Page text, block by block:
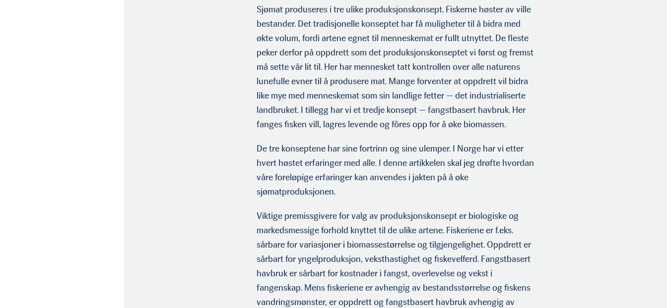
Bent Magne Dreyer er forskningssjef for faggruppen
Næringsøkonomi ved Nofima i Tromsø og professor II ved Norges
Arktiske universitet (UiT).
Sjømat produseres i tre ulike produksjonskonsept. Fiskerne høster av ville
bestander. Det tradisjonelle konseptet har få muligheter til å bidra med
økte volum, fordi artene egnet til menneskemat er fullt utnyttet. De fleste
peker derfor på oppdrett som det pro­duksjonskonseptet vi først og fremst
må sette vår lit til. Her har mennesket tatt kontrollen over alle naturens
lunefulle evner til å produsere mat. Mange forventer at oppdrett vil bidra
like mye med menneskemat som sin landlige fetter — det industriali­serte
landbruket. I tillegg har vi et tredje konsept — fangstba­sert havbruk. Her
fanges fisken vill, lagres levende og fôres opp for å øke biomassen.
De tre konseptene har sine fortrinn og sine ulemper. I Norge har vi etter
hvert høstet erfaringer med alle. I denne artikkelen skal jeg drøfte hvordan
våre foreløpige erfaringer kan anvendes i jakten på å øke
sjømatproduksjonen.
Viktige premissgivere for valg av produksjonskonsept er biologis­ke og
markedsmessige forhold knyttet til de ulike artene. Fis­keriene er f.eks.
sårbare for variasjoner i biomassestørrelse og tilgjengelighet. Oppdrett er
sårbart for yngelproduksjon, vek­sthastighet og fiskevelferd. Fangstbasert
havbruk er sårbart for kostnader i fangst, overlevelse og vekst i
fangenskap. Mens fiskeriene er avhengig av bestandsstørrelse og fiskens
van­dringsmønster, er oppdrett og fangstbasert havbruk avhengig av